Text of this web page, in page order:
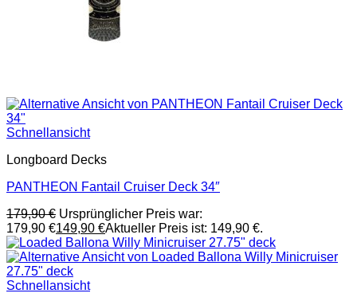
Schnellansicht
Longboard Decks
PANTHEON Fantail Cruiser Deck 34″
179,90€ Ursprünglicher Preis war:
179,90 €149,90 €Aktueller Preis ist: 149,90 €.
Schnellansicht